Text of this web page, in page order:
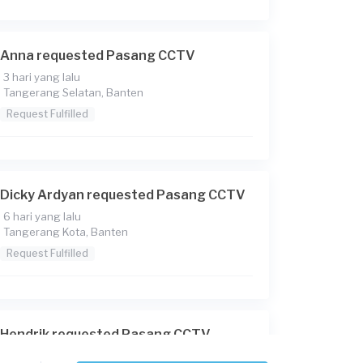
Anna requested Pasang CCTV
3 hari yang lalu
Tangerang Selatan, Banten
Request Fulfilled
Dicky Ardyan requested Pasang CCTV
6 hari yang lalu
Tangerang Kota, Banten
Request Fulfilled
Hendrik requested Pasang CCTV